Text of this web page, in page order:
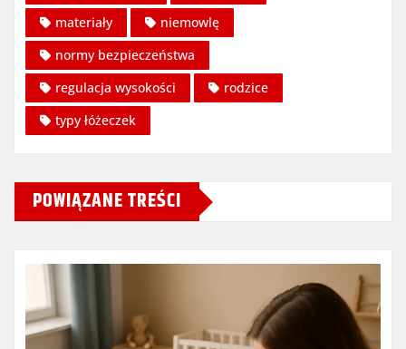
materiały
niemowlę
normy bezpieczeństwa
regulacja wysokości
rodzice
typy łóżeczek
POWIĄZANE TREŚCI